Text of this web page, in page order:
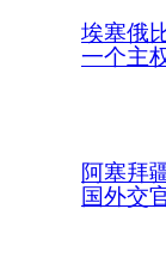
埃塞俄
一个主
阿塞拜
国外交